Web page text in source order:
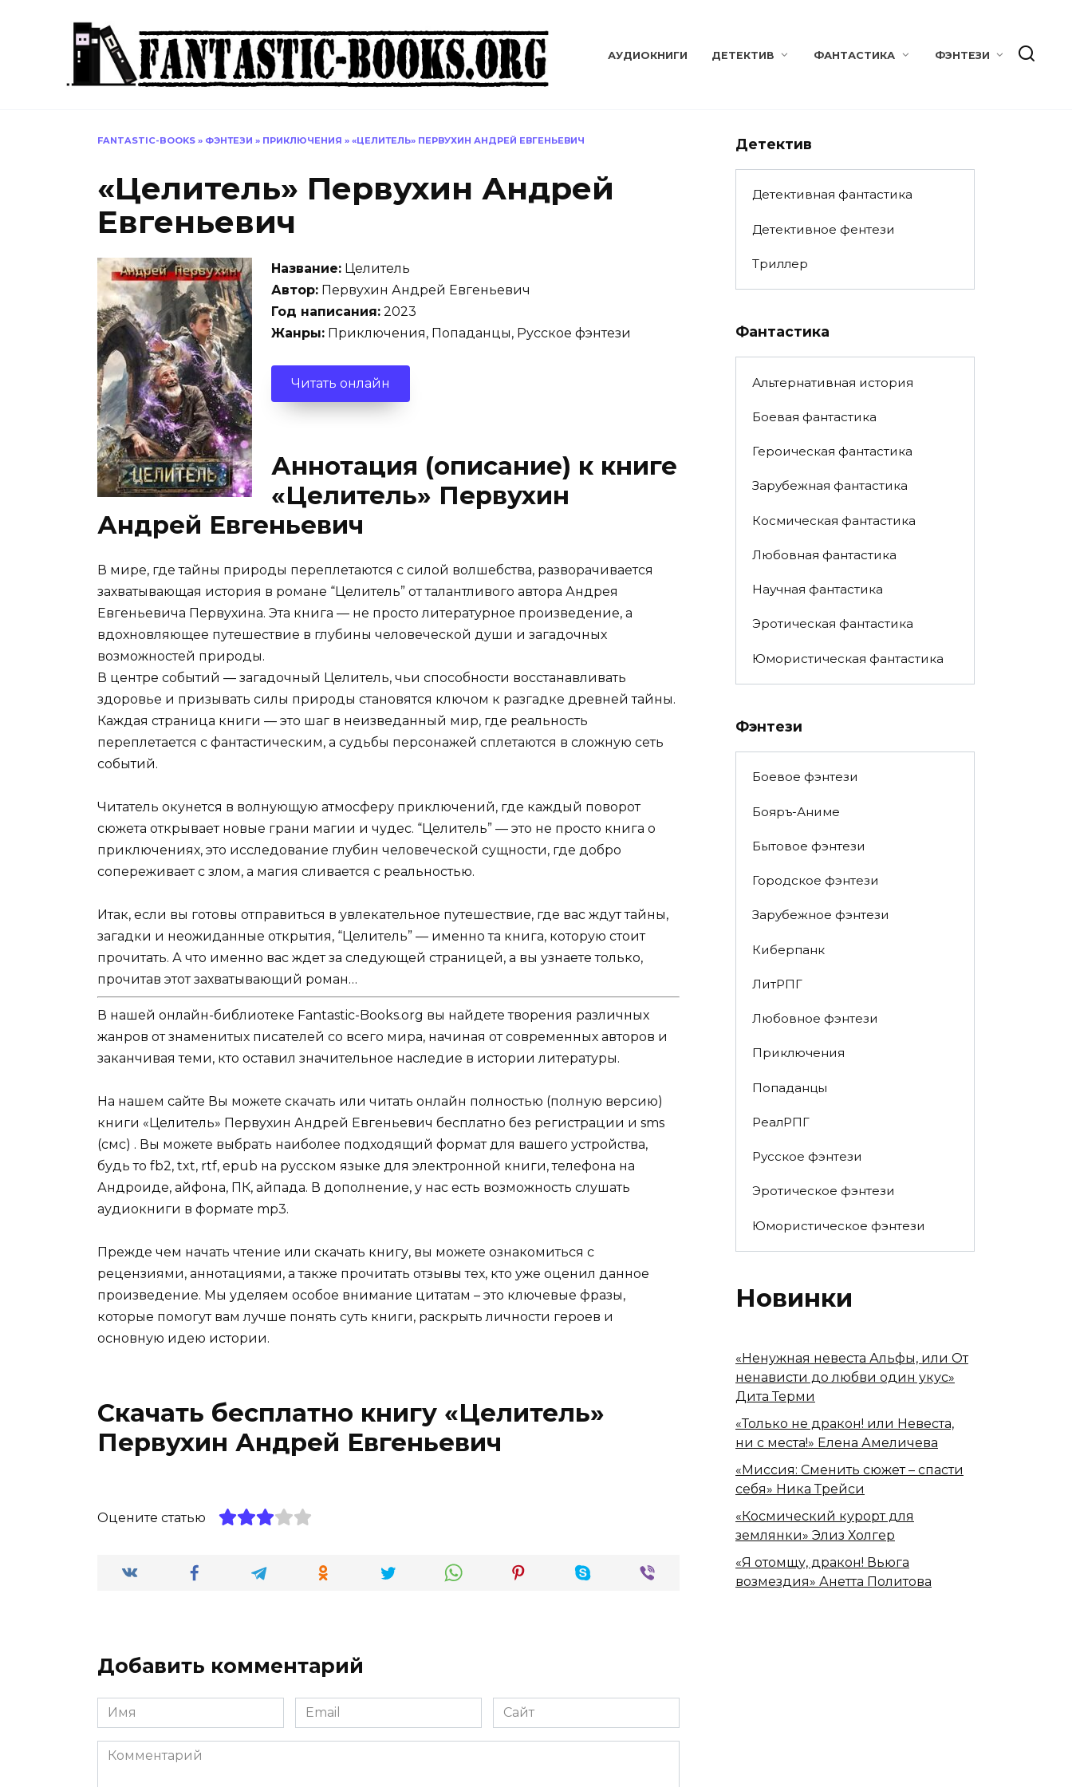
содержанию
АУДИОКНИГИ ДЕТЕКТИВ ФАНТАСТИКА ФЭНТЕЗИ
FANTASTIC-BOOKS » ФЭНТЕЗИ » ПРИКЛЮЧЕНИЯ » «ЦЕЛИТЕЛЬ» ПЕРВУХИН АНДРЕЙ ЕВГЕНЬЕВИЧ
«Целитель» Первухин Андрей
Евгеньевич
Название: Целитель
Автор: Первухин Андрей Евгеньевич
Год написания: 2023
Жанры: Приключения, Попаданцы, Русское фэнтези
Читать онлайн
Аннотация (описание) к книге
«Целитель» Первухин
Андрей Евгеньевич
В мире, где тайны природы переплетаются с силой волшебства, разворачивается
захватывающая история в романе “Целитель” от талантливого автора Андрея
Евгеньевича Первухина. Эта книга — не просто литературное произведение, а
вдохновляющее путешествие в глубины человеческой души и загадочных
возможностей природы.
В центре событий — загадочный Целитель, чьи способности восстанавливать
здоровье и призывать силы природы становятся ключом к разгадке древней тайны.
Каждая страница книги — это шаг в неизведанный мир, где реальность
переплетается с фантастическим, а судьбы персонажей сплетаются в сложную сеть
событий.
Читатель окунется в волнующую атмосферу приключений, где каждый поворот
сюжета открывает новые грани магии и чудес. “Целитель” — это не просто книга о
приключениях, это исследование глубин человеческой сущности, где добро
сопереживает с злом, а магия сливается с реальностью.
Итак, если вы готовы отправиться в увлекательное путешествие, где вас ждут тайны,
загадки и неожиданные открытия, “Целитель” — именно та книга, которую стоит
прочитать. А что именно вас ждет за следующей страницей, а вы узнаете только,
прочитав этот захватывающий роман…
В нашей онлайн-библиотеке Fantastic-Books.org вы найдете творения различных
жанров от знаменитых писателей со всего мира, начиная от современных авторов и
заканчивая теми, кто оставил значительное наследие в истории литературы.
На нашем сайте Вы можете скачать или читать онлайн полностью (полную версию)
книги «Целитель» Первухин Андрей Евгеньевич бесплатно без регистрации и sms
(смс) . Вы можете выбрать наиболее подходящий формат для вашего устройства,
будь то fb2, txt, rtf, epub на русском языке для электронной книги, телефона на
Андроиде, айфона, ПК, айпада. В дополнение, у нас есть возможность слушать
аудиокниги в формате mp3.
Прежде чем начать чтение или скачать книгу, вы можете ознакомиться с
рецензиями, аннотациями, а также прочитать отзывы тех, кто уже оценил данное
произведение. Мы уделяем особое внимание цитатам – это ключевые фразы,
которые помогут вам лучше понять суть книги, раскрыть личности героев и
основную идею истории.
Скачать бесплатно книгу «Целитель»
Первухин Андрей Евгеньевич
Оцените статью
Добавить комментарий
Имя
*
Email
*
Сайт
Комментарий
Детектив
Детективная фантастика
Детективное фентези
Триллер
Фантастика
Альтернативная история
Боевая фантастика
Героическая фантастика
Зарубежная фантастика
Космическая фантастика
Любовная фантастика
Научная фантастика
Эротическая фантастика
Юмористическая фантастика
Фэнтези
Боевое фэнтези
Бояръ-Аниме
Бытовое фэнтези
Городское фэнтези
Зарубежное фэнтези
Киберпанк
ЛитРПГ
Любовное фэнтези
Приключения
Попаданцы
РеалРПГ
Русское фэнтези
Эротическое фэнтези
Юмористическое фэнтези
Новинки
«Ненужная невеста Альфы, или От
ненависти до любви один укус»
Дита Терми
«Только не дракон! или Невеста,
ни с места!» Елена Амеличева
«Миссия: Сменить сюжет – спасти
себя» Ника Трейси
«Космический курорт для
землянки» Элиз Холгер
«Я отомщу, дракон! Вьюга
возмездия» Анетта Политова